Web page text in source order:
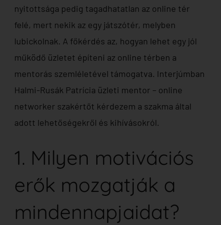
nyitottsága pedig tagadhatatlan az online tér
felé, mert nekik az egy játszótér, melyben
lubickolnak. A főkérdés az, hogyan lehet egy jól
működő üzletet építeni az online térben a
mentorás szemléletével támogatva. Interjúmban
Halmi-Rusák Patrícia üzleti mentor – online
networker szakértőt kérdezem a szakma által
adott lehetőségekről és kihívásokról.
1. Milyen motivációs
erők mozgatják a
mindennapjaidat?